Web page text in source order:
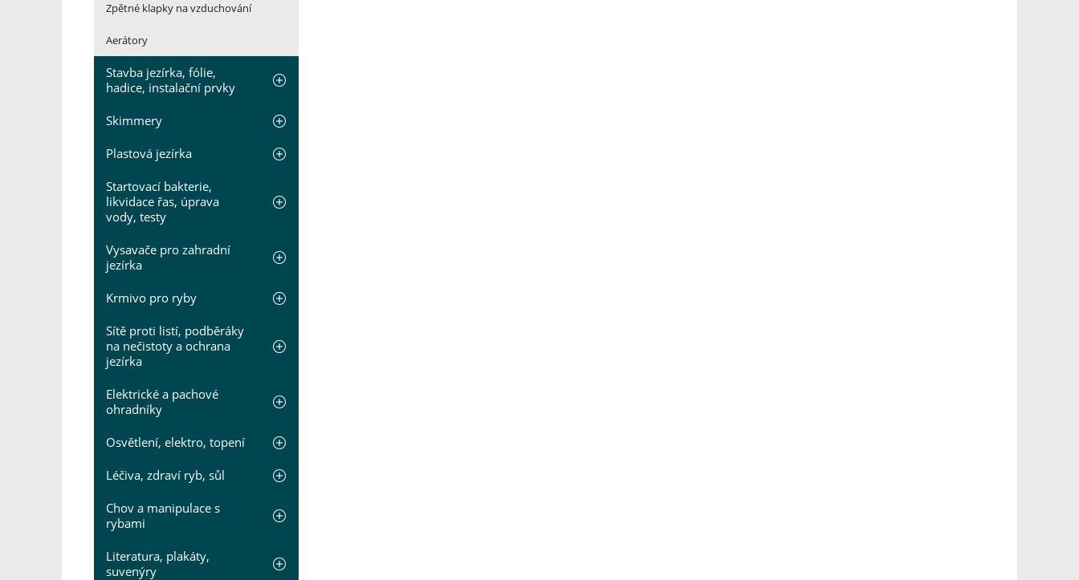
Zpětné klapky na vzduchování
Aerátory
Stavba jezírka, fólie,
hadice, instalační prvky
Skimmery
Plastová jezírka
Startovací bakterie,
likvidace řas, úprava
vody, testy
Vysavače pro zahradní
jezírka
Krmivo pro ryby
Sítě proti listí, podběráky
na nečistoty a ochrana
jezírka
Elektrické a pachové
ohradníky
Osvětlení, elektro, topení
Léčiva, zdraví ryb, sůl
Chov a manipulace s
rybami
Literatura, plakáty,
suvenýry